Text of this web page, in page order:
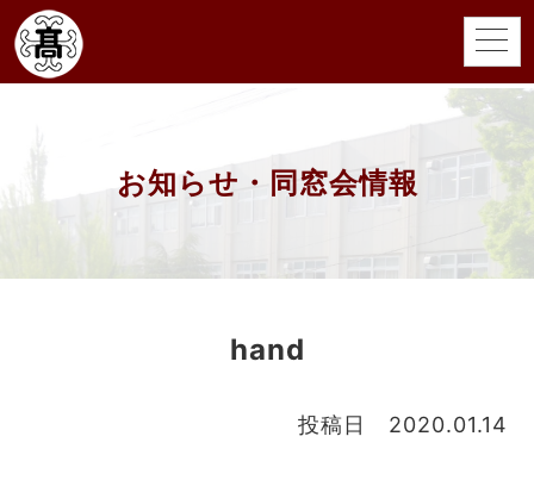
お知らせ・同窓会情報
hand
投稿日 2020.01.14